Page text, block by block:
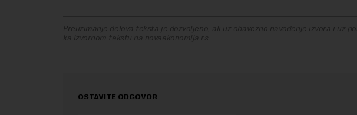
Preuzimanje delova teksta je dozvoljeno, ali uz obavezno navođenje izvora i uz
ka izvornom tekstu na novaekonomija.rs
OSTAVITE ODGOVOR